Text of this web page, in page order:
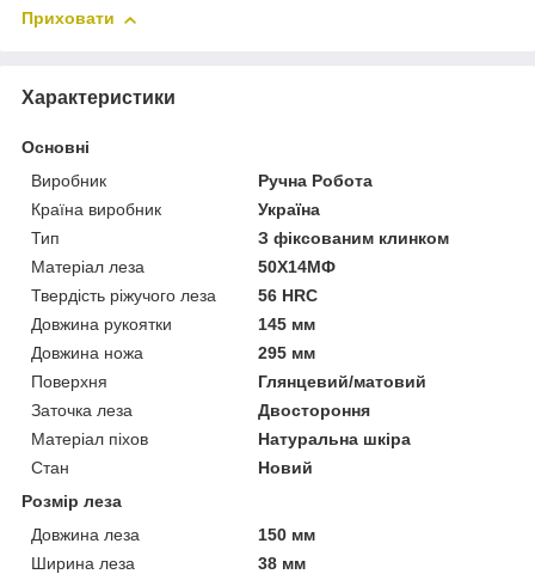
Приховати
Характеристики
Основні
Виробник
Ручна Робота
Країна виробник
Україна
Тип
З фіксованим клинком
Матеріал леза
50Х14МФ
Твердість ріжучого леза
56 HRC
Довжина рукоятки
145 мм
Довжина ножа
295 мм
Поверхня
Глянцевий/матовий
Заточка леза
Двостороння
Матеріал піхов
Натуральна шкіра
Стан
Новий
Розмір леза
Довжина леза
150 мм
Ширина леза
38 мм